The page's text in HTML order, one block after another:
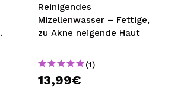
Reinigendes
Mizellenwasser – Fettige,
zu Akne neigende Haut
(1)
13,99€